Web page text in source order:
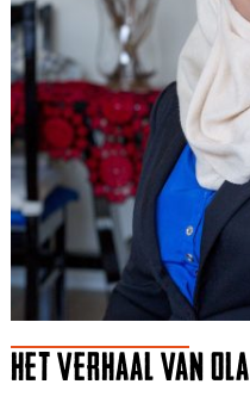
HET VERHAAL VAN OLA